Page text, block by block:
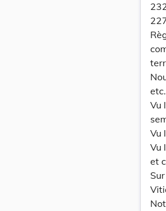
Vu
Vu
Vu
et